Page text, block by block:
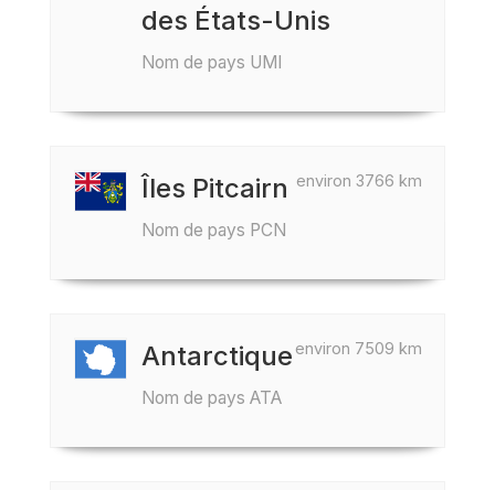
des États-Unis
Nom de pays UMI
environ 3766 km
Îles Pitcairn
Nom de pays PCN
environ 7509 km
Antarctique
Nom de pays ATA